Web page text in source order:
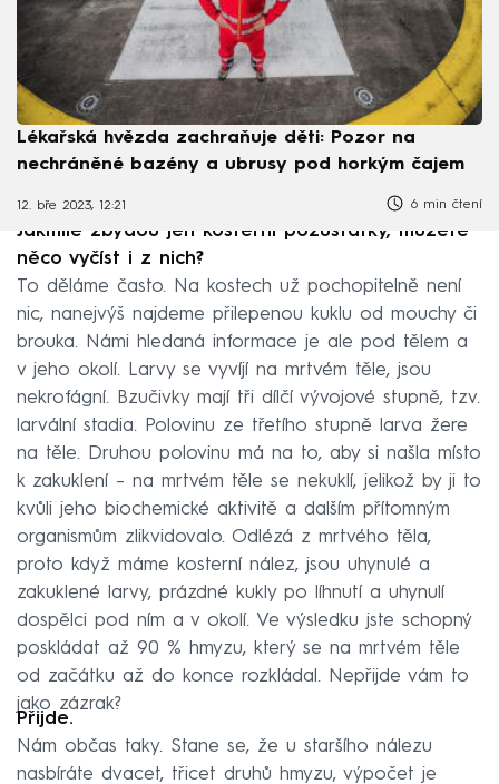
Lékařská hvězda zachraňuje děti: Pozor na
nechráněné bazény a ubrusy pod horkým čajem
12. bře 2023, 12:21 6 min čtení
Jakmile zbydou jen kosterní pozůstatky, můžete
něco vyčíst i z nich?
To děláme často. Na kostech už pochopitelně není
nic, nanejvýš najdeme přilepenou kuklu od mouchy či
brouka. Námi hledaná informace je ale pod tělem a
v jeho okolí. Larvy se vyvíjí na mrtvém těle, jsou
nekrofágní. Bzučivky mají tři dílčí vývojové stupně, tzv.
larvální stadia. Polovinu ze třetího stupně larva žere
na těle. Druhou polovinu má na to, aby si našla místo
k zakuklení – na mrtvém těle se nekuklí, jelikož by ji to
kvůli jeho biochemické aktivitě a dalším přítomným
organismům zlikvidovalo. Odlézá z mrtvého těla,
proto když máme kosterní nález, jsou uhynulé a
zakuklené larvy, prázdné kukly po líhnutí a uhynulí
dospělci pod ním a v okolí. Ve výsledku jste schopný
poskládat až 90 % hmyzu, který se na mrtvém těle
od začátku až do konce rozkládal. Nepřijde vám to
jako zázrak?
Přijde.
Nám občas taky. Stane se, že u staršího nálezu
nasbíráte dvacet, třicet druhů hmyzu, výpočet je